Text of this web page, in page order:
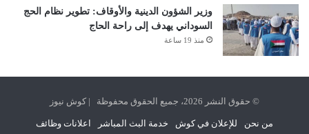
وزير الشؤون الدينية والأوقاف: تطوير نظام الحج
السوداني يهدف إلى راحة الحاج
منذ 19 ساعة
© حقوق النشر 2026، جميع الحقوق محفوظة | كوش نيوز
من نحن للإعلان في كوش خدمة البث المباشر اعلانات وظائف